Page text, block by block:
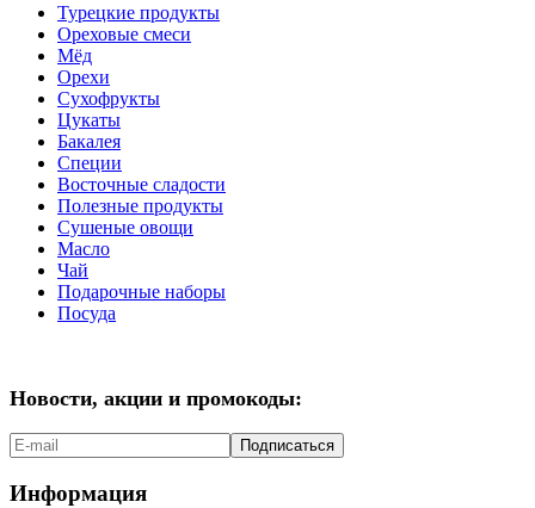
Турецкие продукты
Ореховые смеси
Мёд
Орехи
Сухофрукты
Цукаты
Бакалея
Специи
Восточные сладости
Полезные продукты
Сушеные овощи
Масло
Чай
Подарочные наборы
Посуда
Новости, акции и промокоды:
Подписаться
Информация